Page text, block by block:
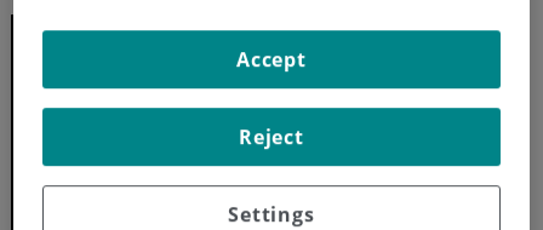
Settings
Reject
Accept